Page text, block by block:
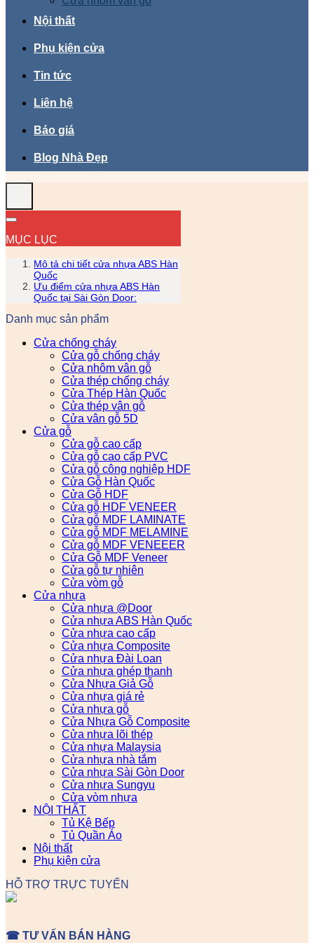
Nội thất
Phụ kiện cửa
Tin tức
Liên hệ
Báo giá
Blog Nhà Đẹp
MỤC LỤC
Mô tả chi tiết cửa nhựa ABS Hàn
Quốc
Ưu điểm cửa nhựa ABS Hàn
Quốc tại Sài Gòn Door:
Danh mục sản phẩm
Cửa chống cháy
Cửa gỗ chống cháy
Cửa nhôm vân gỗ
Cửa thép chống cháy
Cửa Thép Hàn Quốc
Cửa thép vân gỗ
Cửa vân gỗ 5D
Cửa gỗ
Cửa gỗ cao cấp
Cửa gỗ cao cấp PVC
Cửa gỗ công nghiệp HDF
Cửa Gỗ Hàn Quốc
Cửa Gỗ HDF
Cửa gỗ HDF VENEER
Cửa gỗ MDF LAMINATE
Cửa gỗ MDF MELAMINE
Cửa gỗ MDF VENEEER
Cửa Gỗ MDF Veneer
Cửa gỗ tự nhiên
Cửa vòm gỗ
Cửa nhựa
Cửa nhựa @Door
Cửa nhựa ABS Hàn Quốc
Cửa nhựa cao cấp
Cửa nhựa Composite
Cửa nhựa Đài Loan
Cửa nhựa ghép thanh
Cửa Nhựa Giả Gỗ
Cửa nhựa giá rẻ
Cửa nhựa gỗ
Cửa Nhựa Gỗ Composite
Cửa nhựa lõi thép
Cửa nhựa Malaysia
Cửa nhựa nhà tắm
Cửa nhựa Sài Gòn Door
Cửa nhựa Sungyu
Cửa vòm nhựa
NỘI THẤT
Tủ Kệ Bếp
Tủ Quần Áo
Nội thất
Phụ kiện cửa
HỖ TRỢ TRỰC TUYẾN
☎ TƯ VẤN BÁN HÀNG